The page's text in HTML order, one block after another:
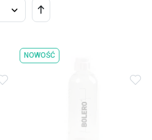
Dodaj do ulubionych
NOWOŚĆ